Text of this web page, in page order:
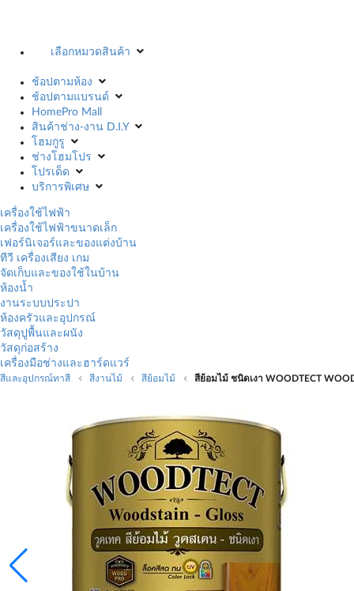
เลือกหมวดสินค้า
ช้อปตามห้อง
ช้อปตามแบรนด์
HomePro Mall
สินค้าช่าง-งาน D.I.Y
โฮมกูรู
ช่างโฮมโปร
โปรเด็ด
บริการพิเศษ
เครื่องใช้ไฟฟ้า
เครื่องใช้ไฟฟ้าขนาดเล็ก
เฟอร์นิเจอร์และของแต่งบ้าน
ทีวี เครื่องเสียง เกม
จัดเก็บและของใช้ในบ้าน
ห้องน้ำ
งานระบบประปา
ห้องครัวและอุปกรณ์
วัสดุปูพื้นและผนัง
วัสดุก่อสร้าง
เครื่องมือช่างและฮาร์ดแวร์
สีและอุปกรณ์ทาสี สีงานไม้ สีย้อมไม้ สีย้อมไม้ ชนิดเงา WOODTECT